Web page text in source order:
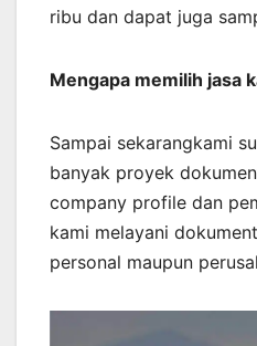
ribu dan dapat juga
Mengapa memilih jasa
Sampai sekarangkami
banyak proyek
company profile dan
kami melayani
personal maupun